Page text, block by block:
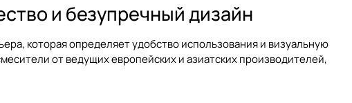
и безупречный дизайн
которая определяет удобство использования и визуальную
от ведущих европейских и азиатских производителей,